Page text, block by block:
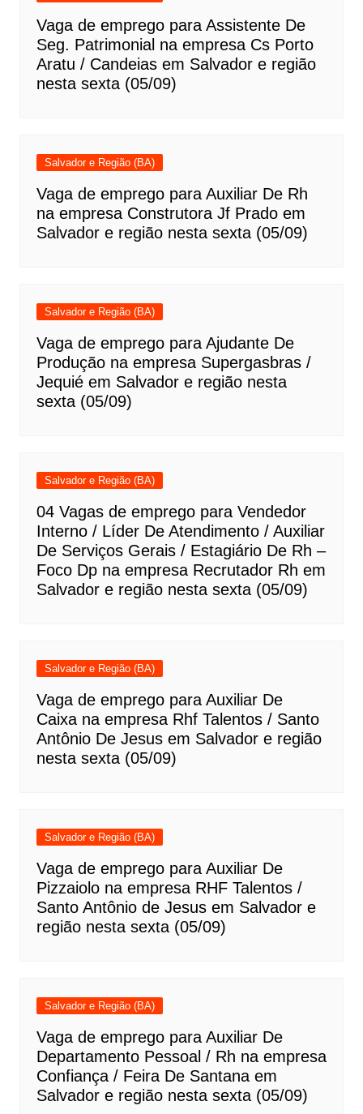
Vaga de emprego para Assistente De
Seg. Patrimonial na empresa Cs Porto
Aratu / Candeias em Salvador e região
nesta sexta (05/09)
Salvador e Região (BA)
Vaga de emprego para Auxiliar De Rh
na empresa Construtora Jf Prado em
Salvador e região nesta sexta (05/09)
Salvador e Região (BA)
Vaga de emprego para Ajudante De
Produção na empresa Supergasbras /
Jequié em Salvador e região nesta
sexta (05/09)
Salvador e Região (BA)
04 Vagas de emprego para Vendedor
Interno / Líder De Atendimento / Auxiliar
De Serviços Gerais / Estagiário De Rh –
Foco Dp na empresa Recrutador Rh em
Salvador e região nesta sexta (05/09)
Salvador e Região (BA)
Vaga de emprego para Auxiliar De
Caixa na empresa Rhf Talentos / Santo
Antônio De Jesus em Salvador e região
nesta sexta (05/09)
Salvador e Região (BA)
Vaga de emprego para Auxiliar De
Pizzaiolo na empresa RHF Talentos /
Santo Antônio de Jesus em Salvador e
região nesta sexta (05/09)
Salvador e Região (BA)
Vaga de emprego para Auxiliar De
Departamento Pessoal / Rh na empresa
Confiança / Feira De Santana em
Salvador e região nesta sexta (05/09)